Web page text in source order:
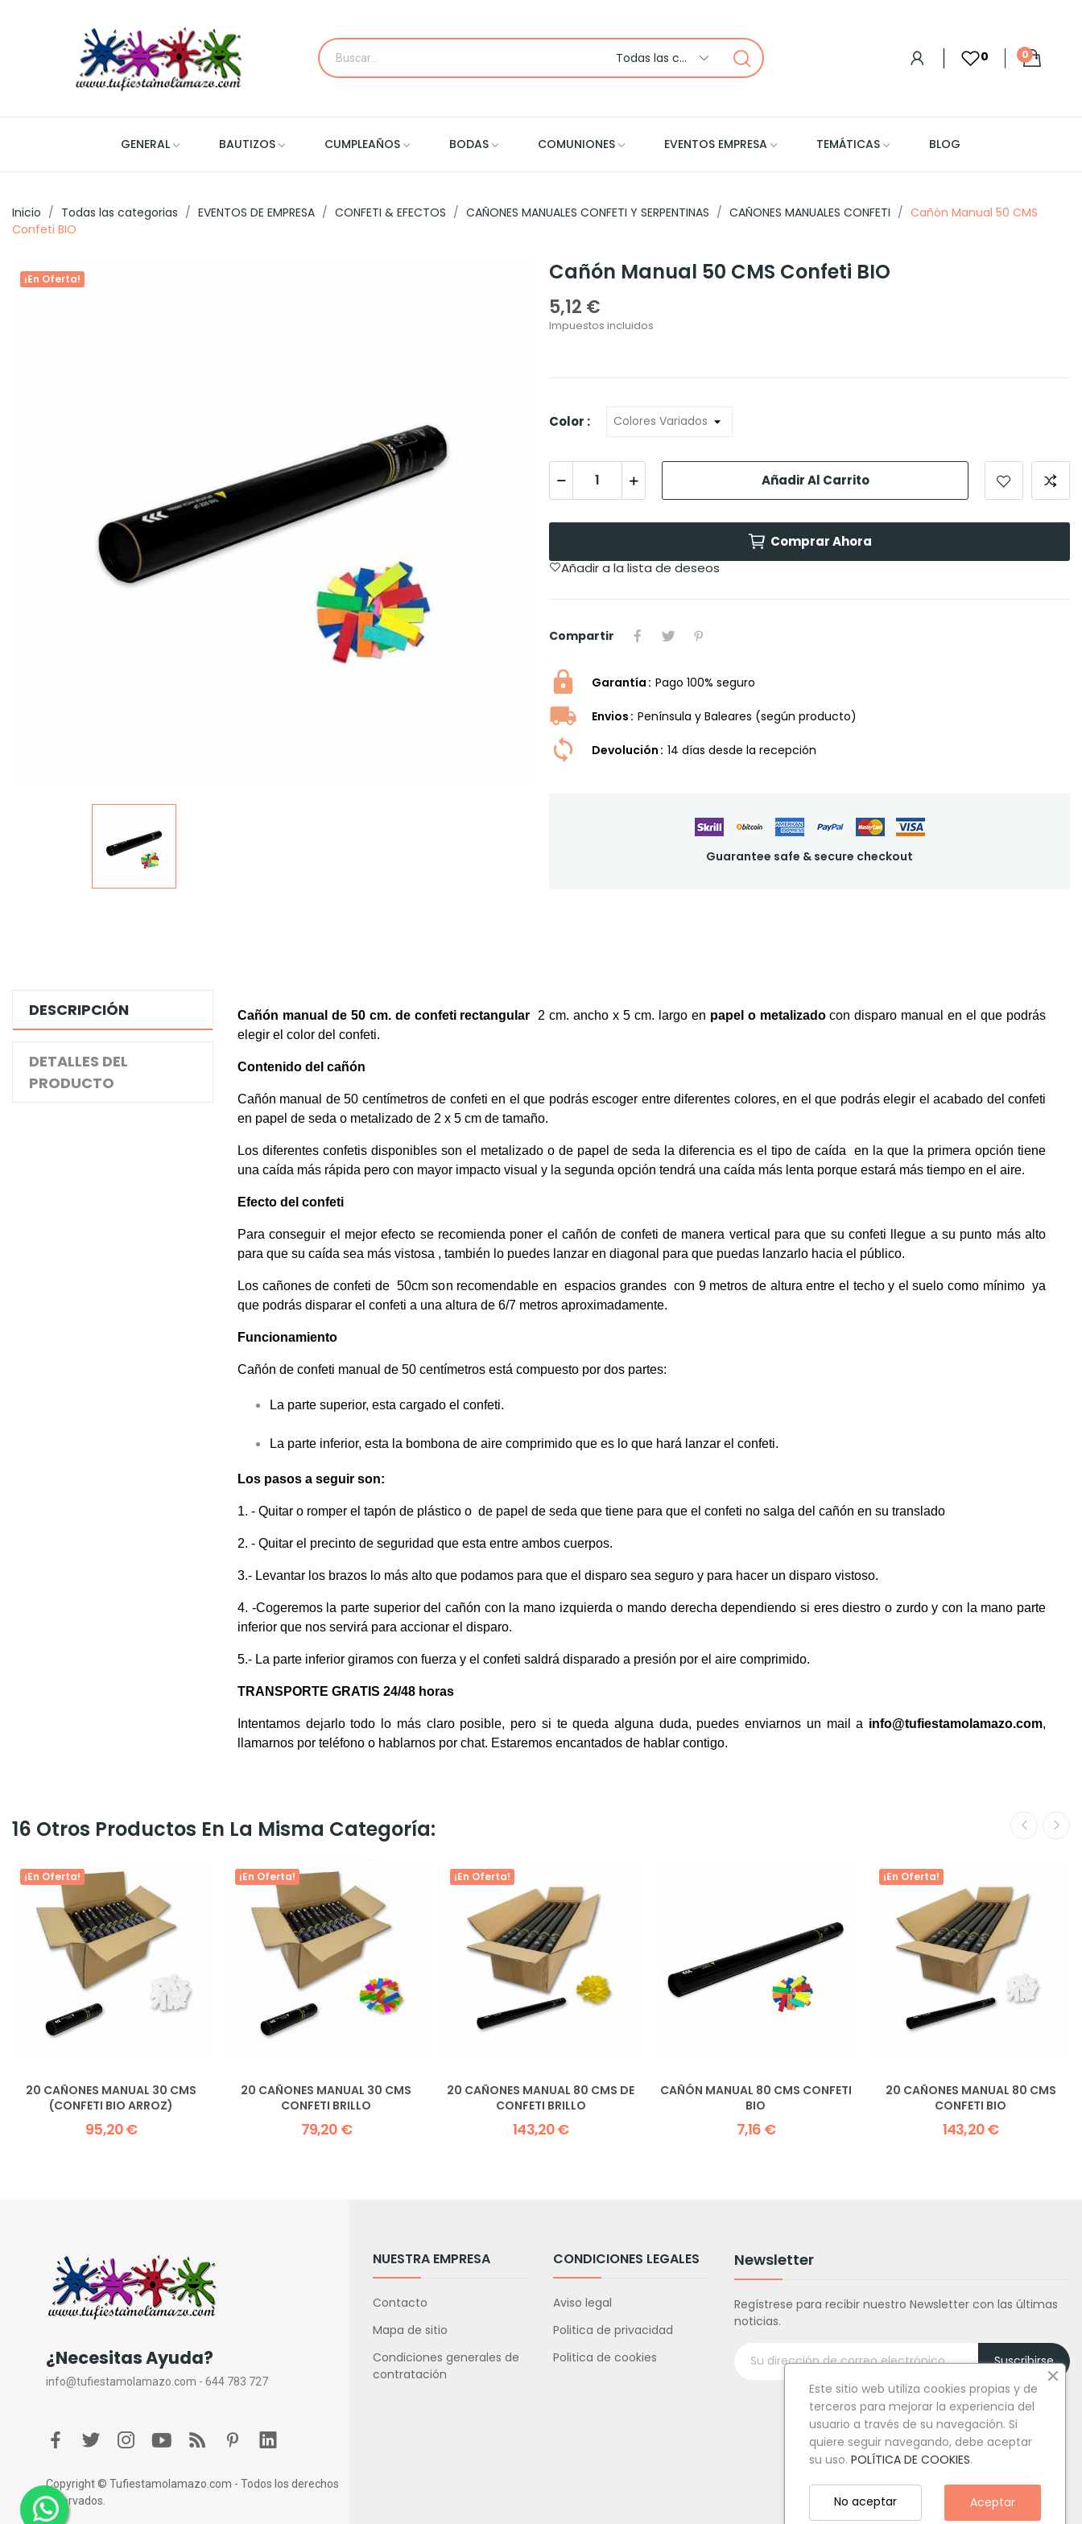
Todas las categorias 0 0
GENERAL BAUTIZOS CUMPLEAÑOS BODAS COMUNIONES EVENTOS EMPRESA TEMÁTICAS BLOG
Inicio Todas las categorias EVENTOS DE EMPRESA CONFETI & EFECTOS CAÑONES MANUALES CONFETI Y SERPENTINAS CAÑONES MANUALES CONFETI
Cañón Manual 50 CMS
Confeti BIO
¡En Oferta! Cañón Manual 50 CMS Confeti BIO
5,12 €
Impuestos incluidos
Color :
Añadir Al Carrito
Comprar Ahora
Añadir a la lista de deseos
Compartir
Garantía Pago 100% seguro
Envios Península y Baleares (según producto)
Devolución 14 dí­as desde la recepción
Guarantee safe & secure checkout
DESCRIPCIÓN
DETALLES DEL
PRODUCTO
Cañón manual de 50 cm. de confeti rectangular 2 cm. ancho x 5 cm. largo en papel o metalizadocon disparo manual en el que podrás
elegir el color del confeti.
Contenido del cañón
Cañón manual de 50 centímetros de confeti en el que podrás escoger entre diferentes colores, en el que podrás elegir el acabado del confeti
en papel de seda o metalizado de 2 x 5 cm de tamaño.
Los diferentes confetis disponibles son el metalizado o de papel de seda la diferencia es el tipo de caída en la que la primera opción tiene
una caída más rápida pero con mayor impacto visual y la segunda opción tendrá una caída más lenta porque estará más tiempo en el aire.
Efecto del confeti
Para conseguir el mejor efecto se recomienda poner el cañón de confeti de manera vertical para que su confeti llegue a su punto más alto
para que su caída sea más vistosa , también lo puedes lanzar en diagonal para que puedas lanzarlo hacia el público.
Los cañones de confeti de 50cm son recomendable en espacios grandes con 9 metros de altura entre el techo y el suelo como mínimo ya
que podrás disparar el confeti a una altura de 6/7 metros aproximadamente.
Funcionamiento
Cañón de confeti manual de 50 centímetros está compuesto por dos partes:
La parte superior, esta cargado el confeti.
La parte inferior, esta la bombona de aire comprimido que es lo que hará lanzar el confeti.
Los pasos a seguir son:
1. - Quitar o romper el tapón de plástico o de papel de seda que tiene para que el confeti no salga del cañón en su translado
2. - Quitar el precinto de seguridad que esta entre ambos cuerpos.
3.- Levantar los brazos lo más alto que podamos para que el disparo sea seguro y para hacer un disparo vistoso.
4. -Cogeremos la parte superior del cañón con la mano izquierda o mando derecha dependiendo si eres diestro o zurdo y con la mano parte
inferior que nos servirá para accionar el disparo.
5.- La parte inferior giramos con fuerza y el confeti saldrá disparado a presión por el aire comprimido.
TRANSPORTE GRATIS 24/48 horas
Intentamos dejarlo todo lo más claro posible, pero si te queda alguna duda, puedes enviarnos un mail a info@tufiestamolamazo.com,
llamarnos por teléfono o hablarnos por chat. Estaremos encantados de hablar contigo.
16 Otros Productos En La Misma Categoría:
¡En Oferta!
20 CAÑONES MANUAL 30 CMS
(CONFETI BIO ARROZ)
95,20 €
¡En Oferta!
20 CAÑONES MANUAL 30 CMS
CONFETI BRILLO
79,20 €
¡En Oferta!
20 CAÑONES MANUAL 80 CMS DE
CONFETI BRILLO
143,20 €
CAÑÓN MANUAL 80 CMS CONFETI
BIO
7,16 €
¡En Oferta!
20 CAÑONES MANUAL 80 CMS
CONFETI BIO
143,20 €
¿Necesitas Ayuda?
info@tufiestamolamazo.com - 644 783 727
NUESTRA EMPRESA
Contacto
Mapa de sitio
Condiciones generales de
contratación
CONDICIONES LEGALES
Aviso legal
Politica de privacidad
Politica de cookies
Newsletter
Regístrese para recibir nuestro Newsletter con las últimas
noticias.
Suscribirse
Copyright © Tufiestamolamazo.com - Todos los derechos
reservados.
Este sitio web utiliza cookies propias y de
terceros para mejorar la experiencia del
usuario a través de su navegación. Si
quiere seguir navegando, debe aceptar
su uso. POLÍTICA DE COOKIES.
Aceptar
No aceptar